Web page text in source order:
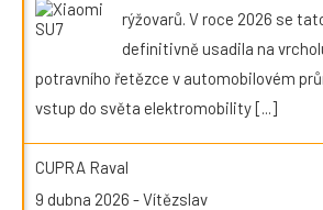
rýžovarů. V roce 2026 se
definitivně usadila na
potravního řetězce v automobilovém
vstup do světa elektromobility[...]
CUPRA Raval
9 dubna 2026 -Vítězslav